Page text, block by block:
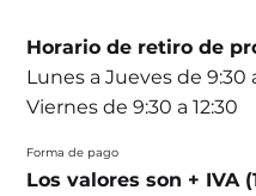
Horario de retiro de
Lunes a Jueves de 9:30
Viernes de 9:30 a 12:30
Forma de pago
Los valores son + IVA